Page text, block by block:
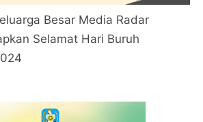
Besar Media Radar
Selamat Hari Buruh